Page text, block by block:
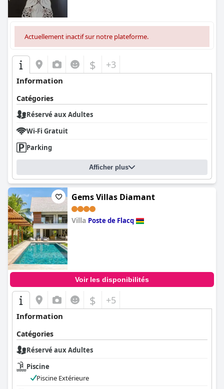
Actuellement inactif sur notre plateforme.
$ +3
Information
Catégories
Réservé aux Adultes
Wi-Fi Gratuit
Parking
Afficher plus
Gems Villas Diamant
Villa Poste de Flacq
Voir les disponibilités
$ +5
Information
Catégories
Réservé aux Adultes
Piscine
Piscine Extérieure